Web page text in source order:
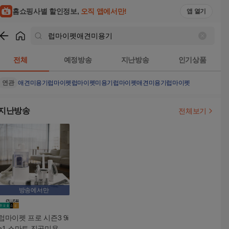
홈쇼핑사별 할인정보, 오직 앱에서만! 앱 열기
전체 예정방송 지난방송 인기상품
연관 애견미용기 럽마이펫럽마이펫미용기 럽마이펫애견미용기럽마이펫
난방송 전체보기
방송에서만
마이펫 프로 시즌3 9i